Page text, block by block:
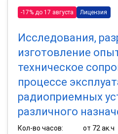
-17% до 17 августа Лицензия
Исследования,
изготовление
техническое
процессе
радиоприемных
различного
Кол-во часов:
от 72 ак.ч